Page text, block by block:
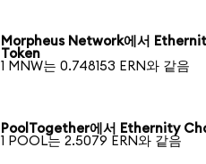
Morpheus Network에서
Token
1 MNW는 0.748153 ERN와 같음
PoolTogether에서 Ethernity
1 POOL는 2.5079 ERN와 같음